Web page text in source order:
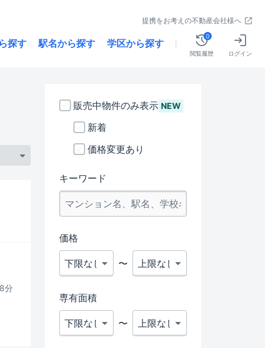
提携をお考えの不動産会社様へ
探す 駅名から探す 学区から探す
閲覧履歴
0
ログイン
分
販売中物件のみ表示 NEW
新着
価格変更あり
キーワード
価格
〜
専有面積
〜